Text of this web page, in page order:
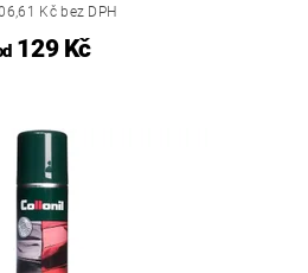
Kč bez DPH
129 Kč